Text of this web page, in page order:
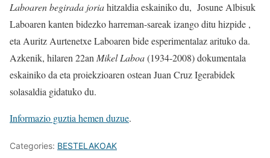
Laboaren begirada joriahitzaldia eskainiko du, Josune Albisuk
Laboaren kanten bidezko harreman-sareak izango ditu hizpide ,
eta Auritz Aurtenetxe Laboaren bide esperimentalaz arituko da.
Azkenik, hilaren 22anMikel Laboa(1934-2008) dokumentala
eskainiko da eta proiekzioaren ostean Juan Cruz Igerabidek
solasaldia gidatuko du.
Informazio guztia hemen duzue.
Categories: BESTELAKOAK